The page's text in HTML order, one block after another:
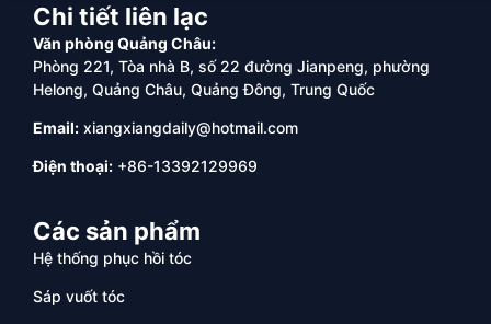
Chi tiết liên lạc
Văn phòng Quảng Châu:
Phòng 221, Tòa nhà B, số 22 đường Jianpeng, phường
Helong, Quảng Châu, Quảng Đông, Trung Quốc
Email: xiangxiangdaily@hotmail.com
Điện thoại: +86-13392129969
Các sản phẩm
Hệ thống phục hồi tóc
Sáp vuốt tóc